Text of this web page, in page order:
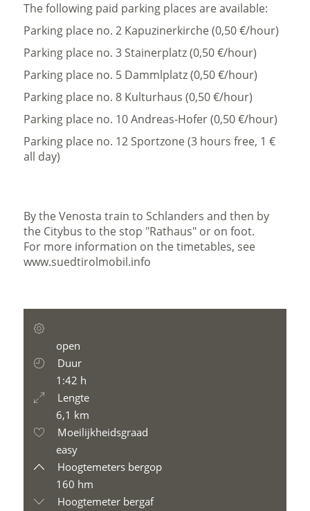
The following paid parking places are available:
Parking place no. 2 Kapuzinerkirche (0,50 €/hour)
Parking place no. 3 Stainerplatz (0,50 €/hour)
Parking place no. 5 Dammlplatz (0,50 €/hour)
Parking place no. 8 Kulturhaus (0,50 €/hour)
Parking place no. 10 Andreas-Hofer (0,50 €/hour)
Parking place no. 12 Sportzone (3 hours free, 1 €
all day)
By the Venosta train to Schlanders and then by
the Citybus to the stop "Rathaus" or on foot.
For more information on the timetables, see
www.suedtirolmobil.info
open
Duur
1:42 h
Lengte
6,1 km
Moeilijkheidsgraad
easy
Hoogtemeters bergop
160 hm
Hoogtemeter bergaf